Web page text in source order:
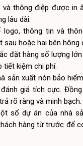
thông điệp được in
lâu dài.
thông tin và
sau hoặc hai bên hông
đặt hàng số lượng
tiết kiệm chi phí.
sản xuất nón bảo
giá tích cực.
rõ ràng và minh bạch.
số dự án của nhà
hàng từ trước để